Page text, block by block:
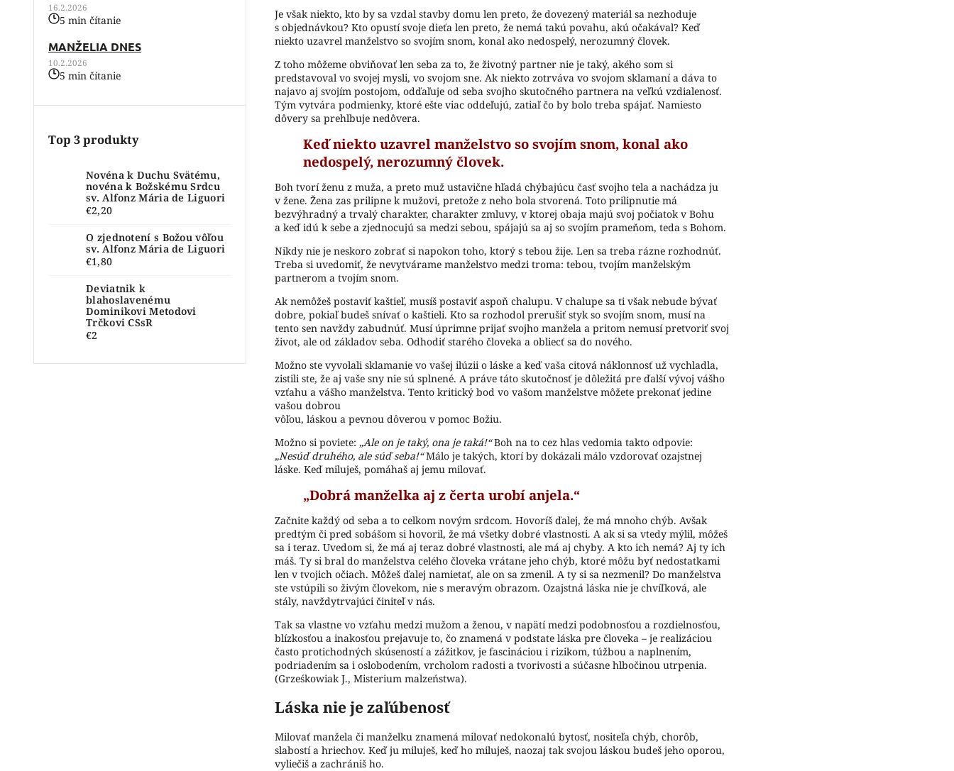
16.2.2026
5 min čítanie
MANŽELIA DNES
10.2.2026
5 min čítanie
Top 3 produkty
Novéna k Duchu Svätému,
novéna k Božskému Srdcu
sv. Alfonz Mária de Liguori
€2,20
O zjednotení s Božou vôľou
sv. Alfonz Mária de Liguori
€1,80
Deviatnik k
blahoslavenému
Dominikovi Metodovi
Trčkovi CSsR
€2
Je však niekto, kto by sa vzdal stavby domu len preto, že dovezený materiál sa nezhoduje
s objednávkou? Kto opustí svoje dieťa len preto, že nemá takú povahu, akú očakával? Keď
niekto uzavrel manželstvo so svojím snom, konal ako nedospelý, nerozumný človek.
Z toho môžeme obviňovať len seba za to, že životný partner nie je taký, akého som si
predstavoval vo svojej mysli, vo svojom sne. Ak niekto zotrváva vo svojom sklamaní a dáva to
najavo aj svojím postojom, odďaľuje od seba svojho skutočného partnera na veľkú vzdialenosť.
Tým vytvára podmienky, ktoré ešte viac oddeľujú, zatiaľ čo by bolo treba spájať. Namiesto
dôvery sa prehlbuje nedôvera.
Keď niekto uzavrel manželstvo so svojím snom, konal ako
nedospelý, nerozumný človek.
Boh tvorí ženu z muža, a preto muž ustavične hľadá chýbajúcu časť svojho tela a nachádza ju
v žene. Žena zas prilipne k mužovi, pretože z neho bola stvorená. Toto prilipnutie má
bezvýhradný a trvalý charakter, charakter zmluvy, v ktorej obaja majú svoj počiatok v Bohu
a keď idú k sebe a zjednocujú sa medzi sebou, spájajú sa aj so svojím prameňom, teda s Bohom.
Nikdy nie je neskoro zobrať si napokon toho, ktorý s tebou žije. Len sa treba rázne rozhodnúť.
Treba si uvedomiť, že nevytvárame manželstvo medzi troma: tebou, tvojím manželským
partnerom a tvojím snom.
Ak nemôžeš postaviť kaštieľ, musíš postaviť aspoň chalupu. V chalupe sa ti však nebude bývať
dobre, pokiaľ budeš snívať o kaštieli. Kto sa rozhodol prerušiť styk so svojím snom, musí na
tento sen navždy zabudnúť. Musí úprimne prijať svojho manžela a pritom nemusí pretvoriť svoj
život, ale od základov seba. Odhodiť starého človeka a obliecť sa do nového.
Možno ste vyvolali sklamanie vo vašej ilúzii o láske a keď vaša citová náklonnosť už vychladla,
zistili ste, že aj vaše sny nie sú splnené. A práve táto skutočnosť je dôležitá pre ďalší vývoj vášho
vzťahu a vášho manželstva. Tento kritický bod vo vašom manželstve môžete prekonať jedine
vašou dobrou
vôľou, láskou a pevnou dôverou v pomoc Božiu.
Možno si poviete: „Ale on je taký, ona je taká!“Boh na to cez hlas vedomia takto odpovie:
„Nesúď druhého, ale súď seba!“Málo je takých, ktorí by dokázali málo vzdorovať ozajstnej
láske. Keď miluješ, pomáhaš aj jemu milovať.
„Dobrá manželka aj z čerta urobí anjela.“
Začnite každý od seba a to celkom novým srdcom. Hovoríš ďalej, že má mnoho chýb. Avšak
predtým či pred sobášom si hovoril, že má všetky dobré vlastnosti. A ak si sa vtedy mýlil, môžeš
sa i teraz. Uvedom si, že má aj teraz dobré vlastnosti, ale má aj chyby. A kto ich nemá? Aj ty ich
máš. Ty si bral do manželstva celého človeka vrátane jeho chýb, ktoré môžu byť nedostatkami
len v tvojich očiach. Môžeš ďalej namietať, ale on sa zmenil. A ty si sa nezmenil? Do manželstva
ste vstúpili so živým človekom, nie s meravým obrazom. Ozajstná láska nie je chvíľková, ale
stály, navždytrvajúci činiteľ v nás.
Tak sa vlastne vo vzťahu medzi mužom a ženou, v napätí medzi podobnosťou a rozdielnosťou,
blízkosťou a inakosťou prejavuje to, čo znamená v podstate láska pre človeka – je realizáciou
často protichodných skúseností a zážitkov, je fascináciou i rizikom, túžbou a naplnením,
podriadením sa i oslobodením, vrcholom radosti a tvorivosti a súčasne hlbočinou utrpenia.
(Grześkowiak J., Misterium malzeństwa).
Láska nie je zaľúbenosť
Milovať manžela či manželku znamená milovať nedokonalú bytosť, nositeľa chýb, chorôb,
slabostí a hriechov. Keď ju miluješ, keď ho miluješ, naozaj tak svojou láskou budeš jeho oporou,
vyliečiš a zachrániš ho.